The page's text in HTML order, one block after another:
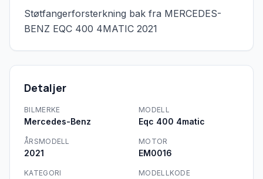
Støtfangerforsterkning bak fra MERCEDES-
BENZ EQC 400 4MATIC 2021
Detaljer
BILMERKE
Mercedes-Benz
MODELL
Eqc 400 4matic
ÅRSMODELL
2021
MOTOR
EM0016
KATEGORI MODELLKODE